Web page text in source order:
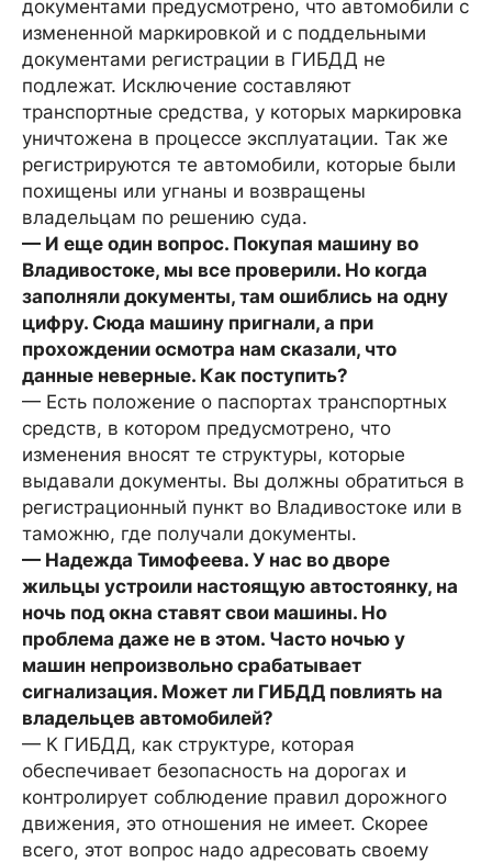
документами предусмотрено, что автомобили с
измененной маркировкой и с поддельными
документами регистрации в ГИБДД не
подлежат. Исключение составляют
транспортные средства, у которых маркировка
уничтожена в процессе эксплуатации. Так же
регистрируются те автомобили, которые были
похищены или угнаны и возвращены
владельцам по решению суда.
— И еще один вопрос. Покупая машину во
Владивостоке, мы все проверили. Но когда
заполняли документы, там ошиблись на одну
цифру. Сюда машину пригнали, а при
прохождении осмотра нам сказали, что
данные неверные. Как поступить?
— Есть положение о паспортах транспортных
средств, в котором предусмотрено, что
изменения вносят те структуры, которые
выдавали документы. Вы должны обратиться в
регистрационный пункт во Владивостоке или в
таможню, где получали документы.
— Надежда Тимофеева. У нас во дворе
жильцы устроили настоящую автостоянку, на
ночь под окна ставят свои машины. Но
проблема даже не в этом. Часто ночью у
машин непроизвольно срабатывает
сигнализация. Может ли ГИБДД повлиять на
владельцев автомобилей?
— К ГИБДД, как структуре, которая
обеспечивает безопасность на дорогах и
контролирует соблюдение правил дорожного
движения, это отношения не имеет. Скорее
всего, этот вопрос надо адресовать своему